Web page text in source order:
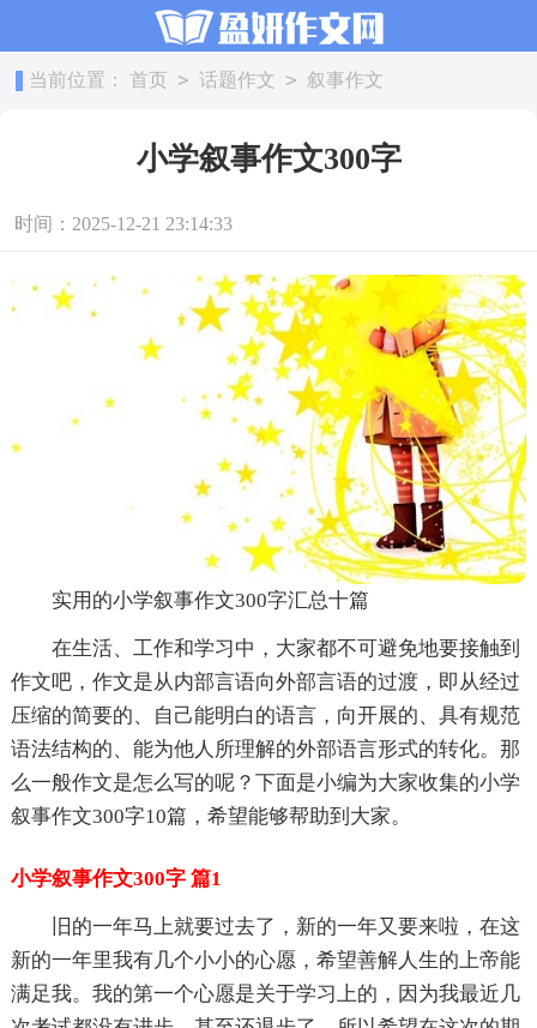
当前位置： 首页 > 话题作文 > 叙事作文
小学叙事作文300字
时间：2025-12-21 23:14:33
实用的小学叙事作文300字汇总十篇
在生活、工作和学习中，大家都不可避免地要接触到
作文吧，作文是从内部言语向外部言语的过渡，即从经过
压缩的简要的、自己能明白的语言，向开展的、具有规范
语法结构的、能为他人所理解的外部语言形式的转化。那
么一般作文是怎么写的呢？下面是小编为大家收集的小学
叙事作文300字10篇，希望能够帮助到大家。
小学叙事作文300字 篇1
旧的一年马上就要过去了，新的一年又要来啦，在这
新的一年里我有几个小小的心愿，希望善解人生的上帝能
满足我。我的第一个心愿是关于学习上的，因为我最近几